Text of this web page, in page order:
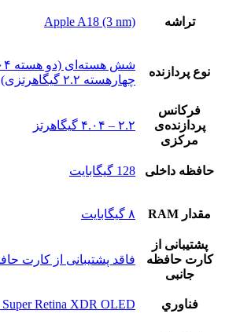
تراشه Apple A18 (3 nm)
نوع پردازنده
چهارهسته ۲.۲ گیگاهرتزی)
فرکانس
پردازنده‌ی
مرکزی
۲.۲ – ۴.۰۴ گیگاهرتز
حافظه داخلی 128 گيگابايت
مقدار RAM ۸ گیگابایت
پشتيبانی از
کارت حافظه
جانبی
فاقد پشتیبانی از کارت
فناوري Retina XDR OLED